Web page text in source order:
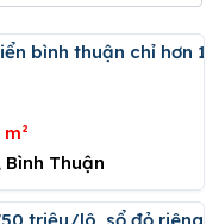
Thuận